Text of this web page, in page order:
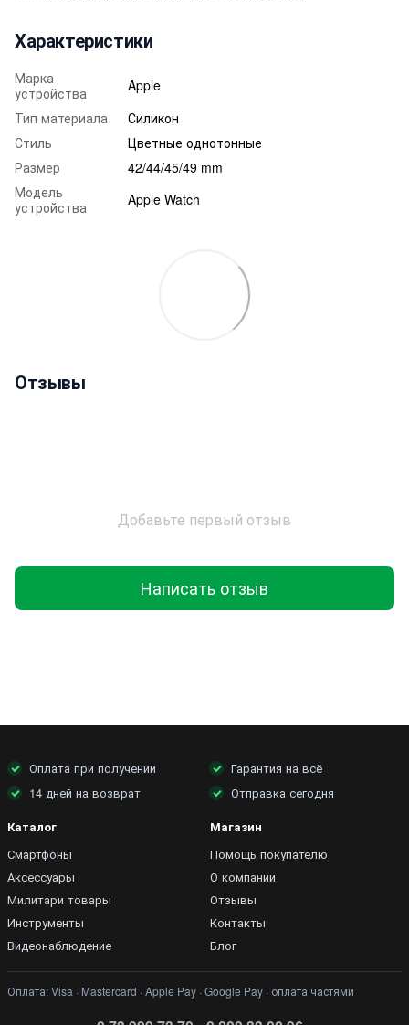
Характеристики
Марка
устройства
Apple
Тип материала
Силикон
Стиль
Цветные однотонные
Размер
42/44/45/49 mm
Модель
устройства
Apple Watch
Отзывы
Добавьте первый отзыв
Написать отзыв
Оплата при получении
Гарантия на всё
14 дней на возврат
Отправка сегодня
Каталог
Смартфоны
Аксессуары
Милитари товары
Инструменты
Видеонаблюдение
Магазин
Помощь покупателю
О компании
Отзывы
Контакты
Блог
Оплата: Visa · Mastercard · Apple Pay · Google Pay · оплата частями